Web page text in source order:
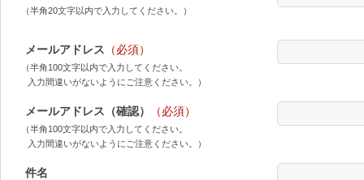
（半角20文字以内で入力してください。）
メールアドレス （必須）
（半角100文字以内で入力してください。
入力間違いがないようにご注意ください。）
メールアドレス（確認） （必須）
（半角100文字以内で入力してください。
入力間違いがないようにご注意ください。）
件名